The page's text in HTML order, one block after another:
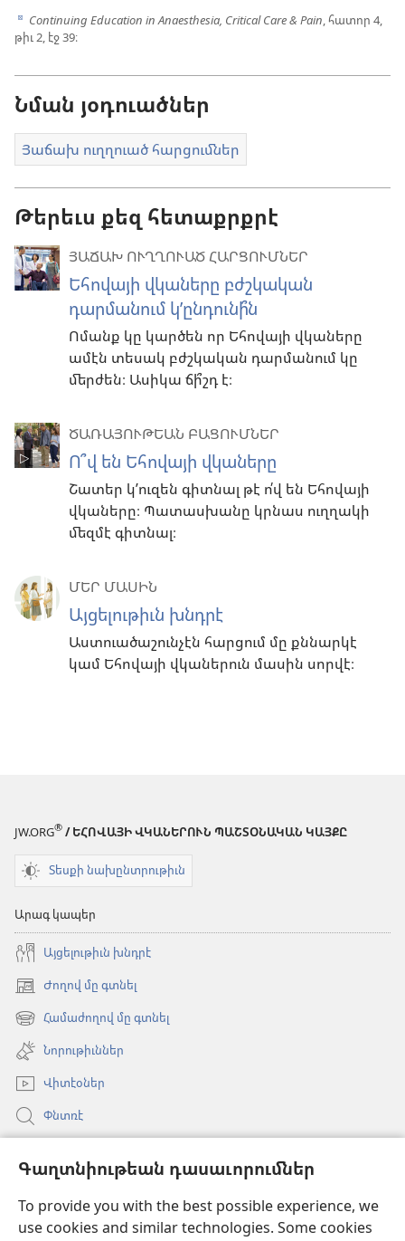
Գաղտնիութեան դասաւորումներ
To provide you with the best possible experience, we
use cookies and similar technologies. Some cookies
d Continuing Education in Anaesthesia, Critical Care & Pain, հատոր 4,
թիւ 2, էջ 39։
Նման յօդուածներ
Յաճախ ուղղուած հարցումներ
Թերեւս քեզ հետաքրքրէ
ՅԱՃԱԽ ՈՒՂՂՈՒԱԾ ՀԱՐՑՈՒՄՆԵՐ
Եհովայի վկաները բժշկական
դարմանում կ’ընդունի՞ն
Ոմանք կը կարծեն որ Եհովայի վկաները
ամէն տեսակ բժշկական դարմանում կը
մերժեն։ Ասիկա ճի՞շդ է։
ԾԱՌԱՅՈՒԹԵԱՆ ԲԱՑՈՒՄՆԵՐ
Ո՞վ են Եհովայի վկաները
Շատեր կ’ուզեն գիտնալ թէ ո՛վ են Եհովայի
վկաները։ Պատասխանը կրնաս ուղղակի
մեզմէ գիտնալ։
ՄԵՐ ՄԱՍԻՆ
Այցելութիւն խնդրէ
Աստուածաշունչէն հարցում մը քննարկէ
կամ Եհովայի վկաներուն մասին սորվէ։
JW.ORG® / ԵՀՈՎԱՅԻ ՎԿԱՆԵՐՈՒՆ ՊԱՇՏՕՆԱԿԱՆ ԿԱՅՔԸ
Տեսքի նախընտրութիւն
Արագ կապեր
Այցելութիւն խնդրէ
Ժողով մը գտնել
(opens
new
window)
Համաժողով մը գտնել
(opens
new
window)
Նորութիւններ
Վիտէօներ
Փնտռէ
(opens
window)